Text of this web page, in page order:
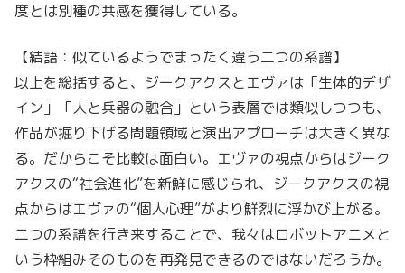
度とは別種の共感を獲得している。
【結語：似ているようでまったく違う二つの系譜】
以上を総括すると、ジークアクスとエヴァは「生体的デザ
イン」「人と兵器の融合」という表層では類似しつつも、
作品が掘り下げる問題領域と演出アプローチは大きく異な
る。だからこそ比較は面白い。エヴァの視点からはジーク
アクスの“社会進化”を新鮮に感じられ、ジークアクスの視
点からはエヴァの“個人心理”がより鮮烈に浮かび上がる。
二つの系譜を行き来することで、我々はロボットアニメと
いう枠組みそのものを再発見できるのではないだろうか。